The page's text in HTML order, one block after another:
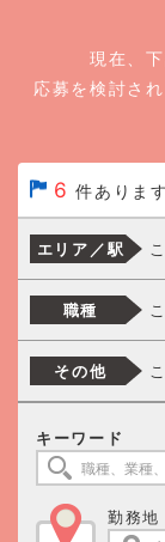
現在、
応募を検討さ
6 件あります
エリア／駅
職種
その他
キーワード
勤務地